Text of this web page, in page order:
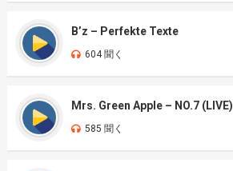
B’z – Perfekte Texte
604 聞く
Mrs. Green Apple – NO.7 (LIVE)
585 聞く